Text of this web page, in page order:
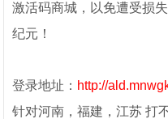
激活码商城，以免遭受损
纪元！
登录地址： http://
针对河南，福建，江苏 打